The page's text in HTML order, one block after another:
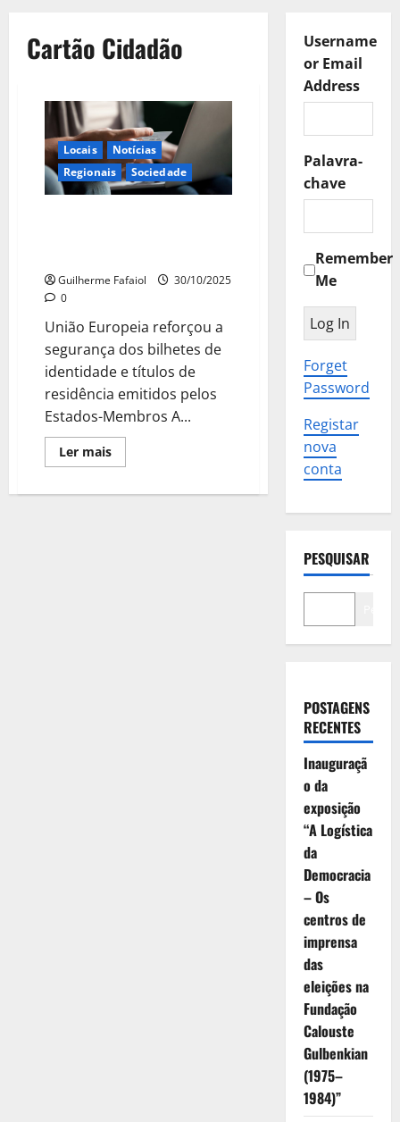
Cartão Cidadão
Locais
Notícias
Regionais
Sociedade
Guilherme Fafaiol
30/10/2025
0
União Europeia reforçou a
segurança dos bilhetes de
identidade e títulos de
residência emitidos pelos
Estados-Membros A...
Ler maisLeia
mais
regras
Username
or Email
Address
Palavra-
chave
Remember
Me
Forget
Password
Registar
nova
conta
PESQUISAR
POSTAGENS
RECENTES
Inauguraçã
o da
exposição
“A Logística
da
Democracia
– Os
centros de
imprensa
das
eleições na
Fundação
Calouste
Gulbenkian
(1975–
1984)”